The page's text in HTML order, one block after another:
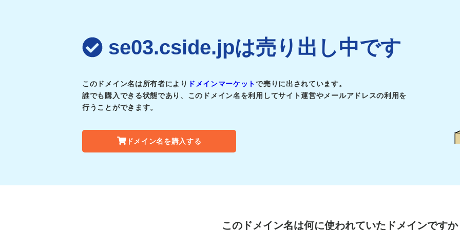
se03.cside.jpは売り出し中です
このドメイン名は所有者により ドメインマーケットで売りに出されています。
誰でも購入できる状態であり、このドメイン名を利用してサイト運営やメールアドレスの利用を
行うことができます。
ドメイン名を購入する
このドメイン名は何に使われていたドメインですか